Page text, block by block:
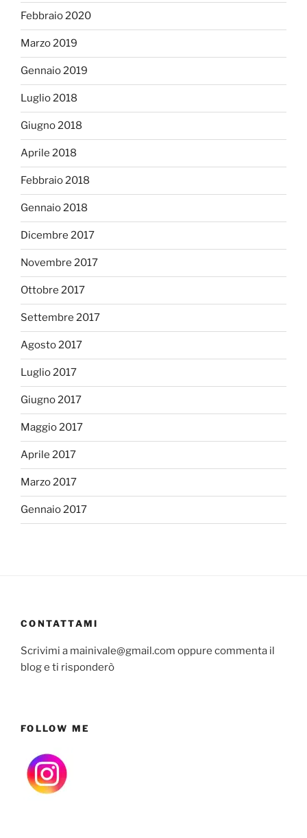
Febbraio 2020
Marzo 2019
Gennaio 2019
Luglio 2018
Giugno 2018
Aprile 2018
Febbraio 2018
Gennaio 2018
Dicembre 2017
Novembre 2017
Ottobre 2017
Settembre 2017
Agosto 2017
Luglio 2017
Giugno 2017
Maggio 2017
Aprile 2017
Marzo 2017
Gennaio 2017
CONTATTAMI
Scrivimi a mainivale@gmail.com oppure commenta il
blog e ti risponderò
FOLLOW ME